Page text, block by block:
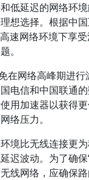
低延迟的网络环
想选择。根据中
速网络环境下享
。
在网络高峰期进
电信和中国联通
用加速器以获得
络压力。
境比无线连接更
迟波动。为了确
线网络，应确保